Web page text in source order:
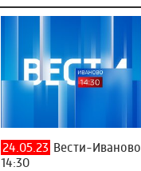
24.05.23 Вести-Иваново.
14:30